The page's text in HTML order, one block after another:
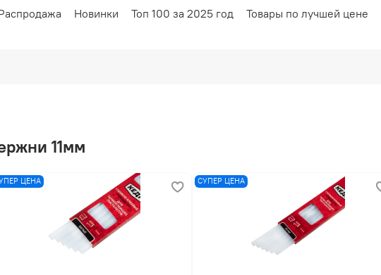
Новинки Топ 100 за 2025 год Товары по лучшей цене
11мм
ЦЕНА СУПЕР ЦЕНА